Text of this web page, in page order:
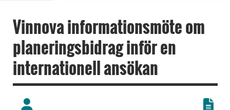
Vinnova informationsmöte om
planeringsbidrag inför en
internationell ansökan